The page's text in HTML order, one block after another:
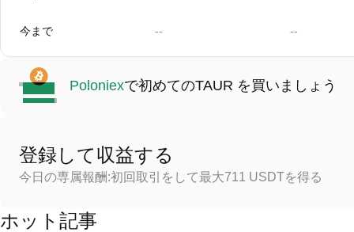
今まで -- --
Poloniexで初めてのTAUR を買いましょう
登録して収益する
今日の専属報酬:初回取引をして最大711 USDTを得る
ホット記事